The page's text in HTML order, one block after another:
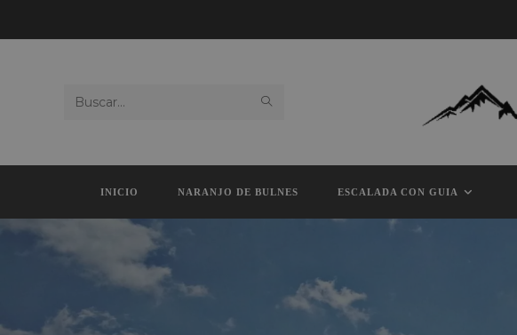
Buscar
INICIO NARANJO DE BULNES ESCALADA CON GUIA